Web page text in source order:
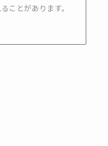
ことがあります。